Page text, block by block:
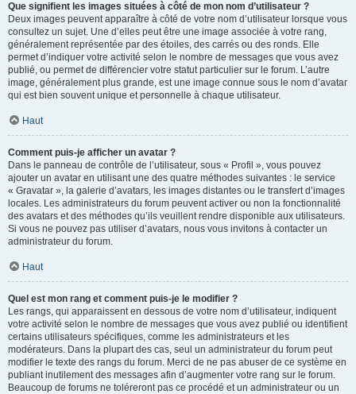
Que signifient les images situées à côté de mon nom d’utilisateur ?
Deux images peuvent apparaître à côté de votre nom d’utilisateur lorsque vous
consultez un sujet. Une d’elles peut être une image associée à votre rang,
généralement représentée par des étoiles, des carrés ou des ronds. Elle
permet d’indiquer votre activité selon le nombre de messages que vous avez
publié, ou permet de différencier votre statut particulier sur le forum. L’autre
image, généralement plus grande, est une image connue sous le nom d’avatar
qui est bien souvent unique et personnelle à chaque utilisateur.
Haut
Comment puis-je afficher un avatar ?
Dans le panneau de contrôle de l’utilisateur, sous « Profil », vous pouvez
ajouter un avatar en utilisant une des quatre méthodes suivantes : le service
« Gravatar », la galerie d’avatars, les images distantes ou le transfert d’images
locales. Les administrateurs du forum peuvent activer ou non la fonctionnalité
des avatars et des méthodes qu’ils veuillent rendre disponible aux utilisateurs.
Si vous ne pouvez pas utiliser d’avatars, nous vous invitons à contacter un
administrateur du forum.
Haut
Quel est mon rang et comment puis-je le modifier ?
Les rangs, qui apparaissent en dessous de votre nom d’utilisateur, indiquent
votre activité selon le nombre de messages que vous avez publié ou identifient
certains utilisateurs spécifiques, comme les administrateurs et les
modérateurs. Dans la plupart des cas, seul un administrateur du forum peut
modifier le texte des rangs du forum. Merci de ne pas abuser de ce système en
publiant inutilement des messages afin d’augmenter votre rang sur le forum.
Beaucoup de forums ne toléreront pas ce procédé et un administrateur ou un